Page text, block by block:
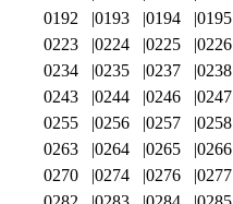
0192
0193 0194 0195
0223
0224 0225 0226
0234
0235 0237 0238
0243
0244 0246 0247
0255
0256 0257 0258
0263
0264 0265 0266
0270
0274 0276 0277